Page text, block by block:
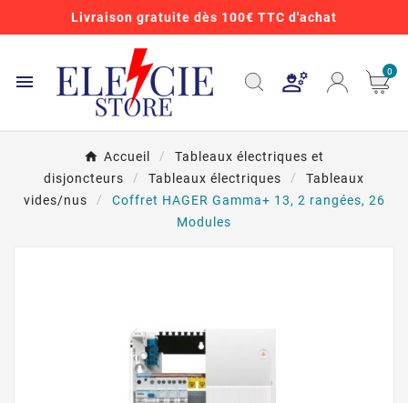
Livraison gratuite dès 100€ TTC d'achat
 0
Accueil
Tableaux électriques et
disjoncteurs
Tableaux électriques
Tableaux
vides/nus
Coffret HAGER Gamma+ 13, 2 rangées, 26
Modules